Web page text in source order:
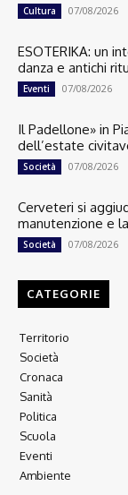
Cultura 07/08/2026
ESOTERIKA: un
danza e antichi
Eventi 07/08/2026
Il Padellone» in
dell’estate
Società 07/08/2026
Cerveteri si
manutenzione e
Società 07/08/2026
CATEGORIE
Territorio
Società
Cronaca
Sanità
Politica
Scuola
Eventi
Ambiente